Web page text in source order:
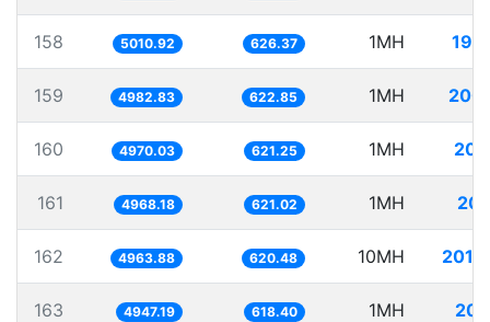
158 5010.92 626.37 1MH
159 4982.83 622.85 1MH
160 4970.03 621.25 1MH
161 4968.18 621.02 1MH
162 4963.88 620.48 10MH
163 4947.19 618.40 1MH